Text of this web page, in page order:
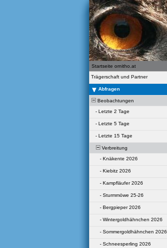
Startseite ornitho.at
Trägerschaft und Partner
Abfragen
Beobachtungen
- Letzte 2 Tage
- Letzte 5 Tage
- Letzte 15 Tage
Verbreitung
- Knäkente 2026
- Kiebitz 2026
- Kampfläufer 2026
- Sturmmöwe 25-26
- Bergpieper 2026
- Wintergoldhähnchen 2026
- Sommergoldhähnchen 2026
- Schneesperling 2026